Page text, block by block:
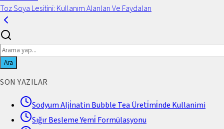
Toz Soya Lesitini: Kullanım Alanları Ve Faydaları
Ara
SON YAZILAR
Sodyum Alji̇natin Bubble Tea Üreti̇mi̇nde Kullanimi
Sığır Besleme Yemi̇ Formülasyonu